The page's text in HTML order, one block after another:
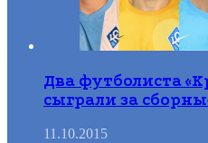
Два футболиста
сыграли за
11.10.2015